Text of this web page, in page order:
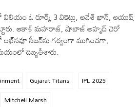
ఓ రూర్క్ 3 వికెట్లు, అవేశ్ ఖాన్, ఆయుష్
ఆకాశ్ మహరాజ్, షాబాజ్ అహ్మద్ చెరో
సీజన్‌ను గర్వంగా ముగించగా,
దెబ్బతీశారు.
Gujarat Titans
IPL 2025
Mitchell Marsh